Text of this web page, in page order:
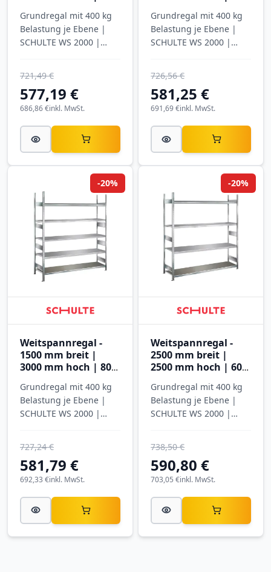
mit Spanplatten
Grundregal mit 400 kg
Belastung je Ebene |
SCHULTE WS 2000 |
577,19 €
721,49 €
inkl. MwSt.
686,86 €
mit Spanplatten
Grundregal mit 400 kg
Belastung je Ebene |
SCHULTE WS 2000 |
581,25 €
726,56 €
inkl. MwSt.
691,69 €
Weitspannregal -
1500 mm breit |
3000 mm hoch | 800
mit Stahlböden
Grundregal mit 400 kg
Belastung je Ebene |
SCHULTE WS 2000 |
581,79 €
727,24 €
-20%
inkl. MwSt.
692,33 €
Weitspannregal -
2500 mm breit |
2500 mm hoch | 600
mit Stahlböden
Grundregal mit 400 kg
Belastung je Ebene |
SCHULTE WS 2000 |
590,80 €
738,50 €
-20%
inkl. MwSt.
703,05 €